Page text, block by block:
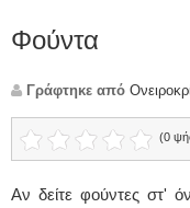
Φούντα
Γράφτηκε από
(0
Αν δείτε φούντες στ'